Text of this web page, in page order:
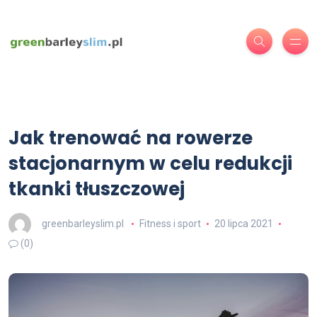
Jak trenować na rowerze
stacjonarnym w celu redukcji
tkanki tłuszczowej
greenbarleyslim.pl Fitness i sport
20 lipca 2021
(0)